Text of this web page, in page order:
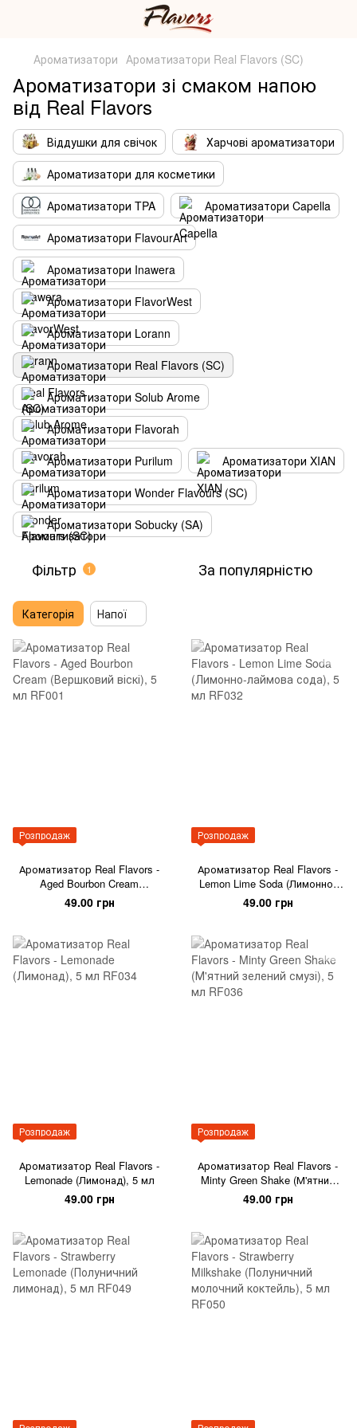
Ароматизатори Ароматизатори Real Flavors (SC)
Ароматизатори зі смаком напою
від Real Flavors
Віддушки для свічок
Харчові ароматизатори
Ароматизатори для косметики
Ароматизатори TPA
Ароматизатори Capella
Ароматизатори FlavourArt
Ароматизатори Inawera
Ароматизатори FlavorWest
Ароматизатори Lorann
Ароматизатори Real Flavors (SC)
Ароматизатори Solub Arome
Ароматизатори Flavorah
Ароматизатори Purilum
Ароматизатори XIAN
Ароматизатори Wonder Flavours (SC)
Ароматизатори Sobucky (SA)
Фільтр 1 За популярністю
Категорія Напої
Розпродаж
Ароматизатор Real Flavors -
Aged Bourbon Cream
(Вершковий віскі), 5 мл
49.00 грн
Розпродаж
Ароматизатор Real Flavors -
Lemon Lime Soda (Лимонно-
лаймова сода), 5 мл
49.00 грн
Розпродаж
Ароматизатор Real Flavors -
Lemonade (Лимонад), 5 мл
49.00 грн
Розпродаж
Ароматизатор Real Flavors -
Minty Green Shake (М'ятний
зелений смузі), 5 мл
49.00 грн